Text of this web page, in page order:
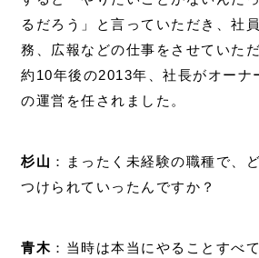
るだろう」と言っていただき、社
務、広報などの仕事をさせていた
約10年後の2013年、社長がオーナ
の運営を任されました。
杉山 ：まったく未経験の職種で、
つけられていったんですか？
青木 ：当時は本当にやることすべ